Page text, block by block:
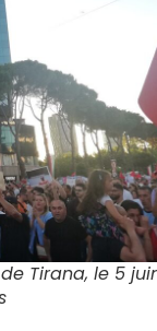
Tirana, le 5